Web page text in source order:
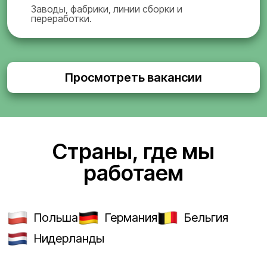
Заводы, фабрики, линии сборки и
переработки.
Просмотреть вакансии
Страны, где мы
работаем
Польша Германия
Бельгия
Нидерланды